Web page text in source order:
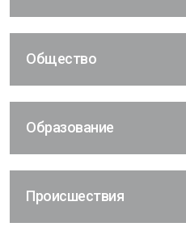
Общество
Образование
Происшествия